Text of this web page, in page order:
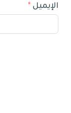
الإيميل